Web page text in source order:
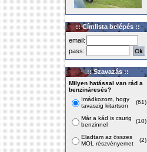
:: Címlista belépés ::
email:
pass:
:: Szavazás ::
Milyen hatással van rád a
benzináresés?
Imádkozom, hogy
tavaszig kitartson
(61)
Már a kád is csurig
benzinnel
(10)
Eladtam az összes
MOL részvényemet
(2)